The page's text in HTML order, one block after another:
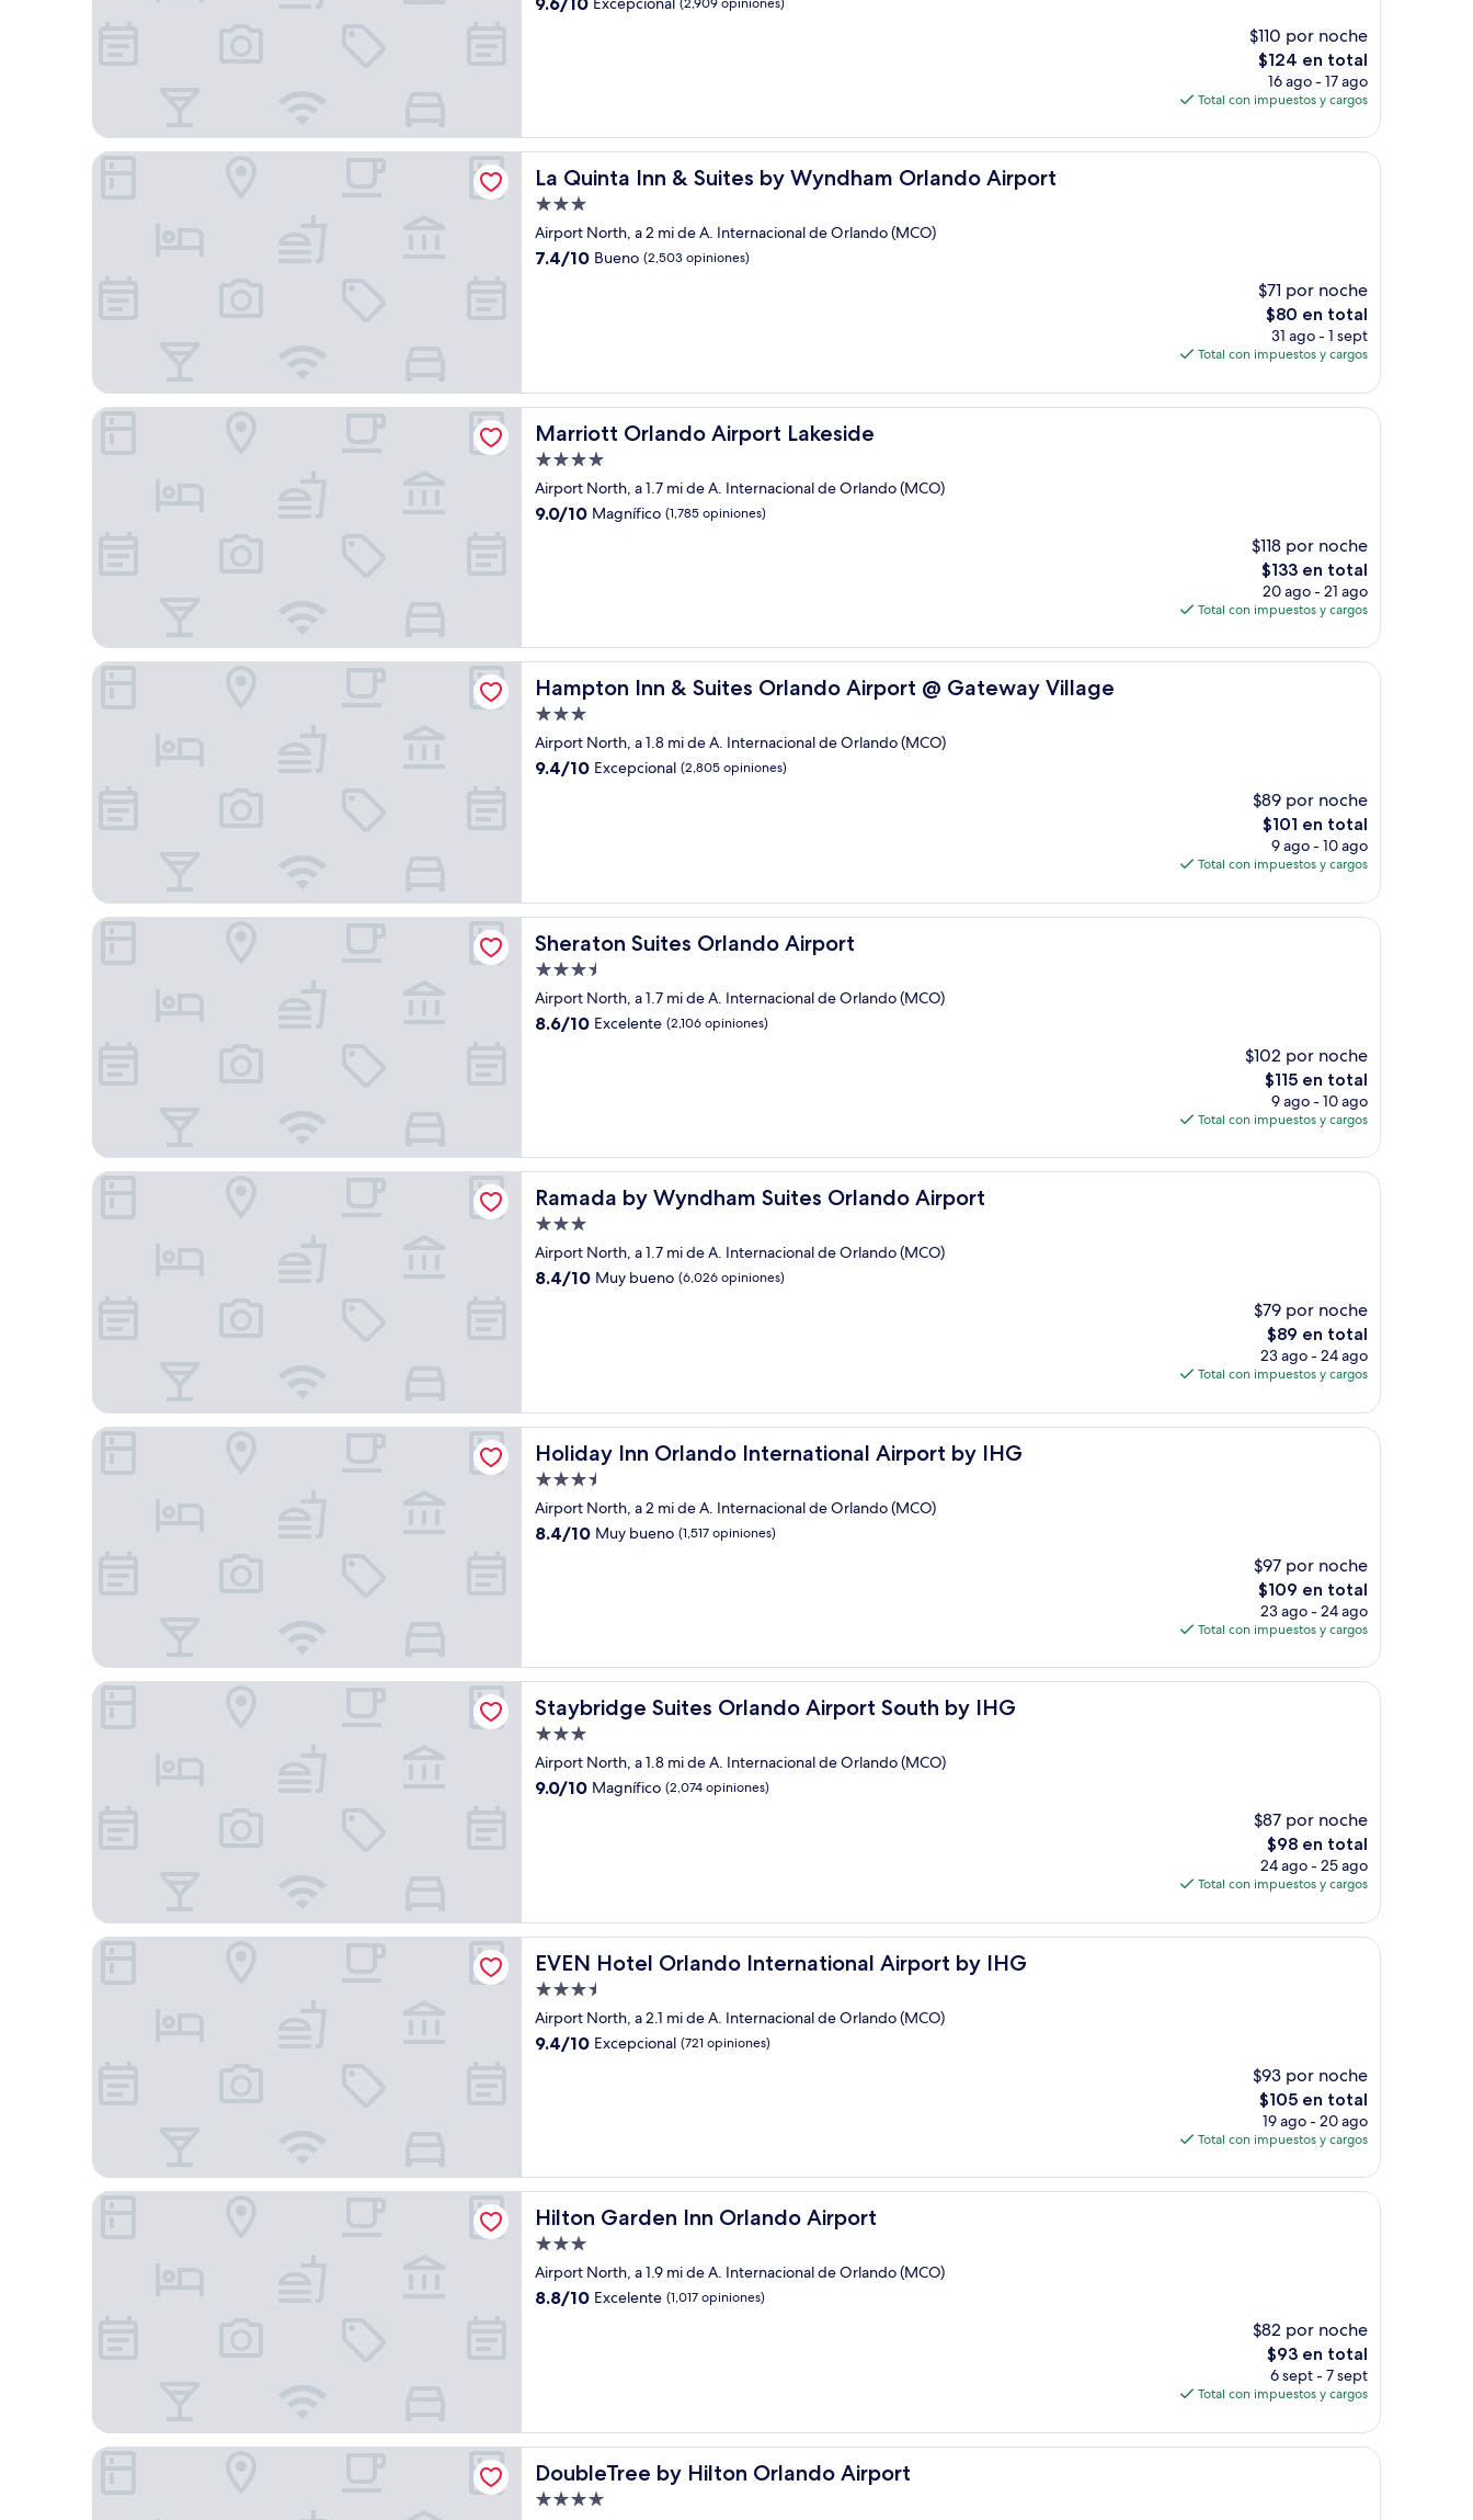
estrellas
$110 por noche
El
precio
actual
de
$124
$124 en total
16 ago - 17 ago
Total con impuestos y cargos
La Quinta Inn & Suites by Wyndham Orlando Airport
La Quinta Inn & Suites by Wyndham Orlando Airport
Propiedad
de
3.0
Airport North, a 2 mi de A. Internacional de Orlando (MCO)
7.4
7.4/10 Bueno (2,503 opiniones)
$71 por noche
El
precio
actual
de
$80
$80 en total
31 ago - 1 sept
Total con impuestos y cargos
La Quinta Inn & Suites by Wyndham Orlando Airport
Marriott Orlando Airport Lakeside
Marriott Orlando Airport Lakeside
Propiedad
de
4.0
estrellas
Airport North, a 1.7 mi de A. Internacional de Orlando (MCO)
9.0
9.0/10 Magnífico (1,785 opiniones)
$118 por noche
El
precio
actual
de
$133
$133 en total
20 ago - 21 ago
Total con impuestos y cargos
Marriott Orlando Airport Lakeside
Hampton Inn & Suites Orlando Airport @ Gateway Village
Hampton Inn & Suites Orlando Airport @ Gateway Village
Propiedad
de
3.0
Airport North, a 1.8 mi de A. Internacional de Orlando (MCO)
9.4
9.4/10 Excepcional (2,805 opiniones)
$89 por noche
El
precio
actual
de
$101
$101 en total
9 ago - 10 ago
Total con impuestos y cargos
Hampton Inn & Suites Orlando Airport @ Gateway Village
Sheraton Suites Orlando Airport
Sheraton Suites Orlando Airport
Propiedad
de
3.5
estrellas
Airport North, a 1.7 mi de A. Internacional de Orlando (MCO)
8.6
8.6/10 Excelente (2,106 opiniones)
$102 por noche
El
precio
actual
de
$115
$115 en total
9 ago - 10 ago
Total con impuestos y cargos
Sheraton Suites Orlando Airport
Ramada by Wyndham Suites Orlando Airport
Ramada by Wyndham Suites Orlando Airport
Propiedad
de
3.0
Airport North, a 1.7 mi de A. Internacional de Orlando (MCO)
8.4
8.4/10 Muy bueno (6,026 opiniones)
$79 por noche
El
precio
actual
de
$89
$89 en total
23 ago - 24 ago
Total con impuestos y cargos
Ramada by Wyndham Suites Orlando Airport
Holiday Inn Orlando International Airport by IHG
Holiday Inn Orlando International Airport by IHG
Propiedad
de
3.5
estrellas
Airport North, a 2 mi de A. Internacional de Orlando (MCO)
8.4
8.4/10 Muy bueno (1,517 opiniones)
$97 por noche
El
precio
actual
de
$109
$109 en total
23 ago - 24 ago
Total con impuestos y cargos
Holiday Inn Orlando International Airport by IHG
Staybridge Suites Orlando Airport South by IHG
Staybridge Suites Orlando Airport South by IHG
Propiedad
de
3.0
Airport North, a 1.8 mi de A. Internacional de Orlando (MCO)
9.0
9.0/10 Magnífico (2,074 opiniones)
$87 por noche
El
precio
actual
de
$98
$98 en total
24 ago - 25 ago
Total con impuestos y cargos
Staybridge Suites Orlando Airport South by IHG
EVEN Hotel Orlando International Airport by IHG
EVEN Hotel Orlando International Airport by IHG
Propiedad
de
3.5
estrellas
Airport North, a 2.1 mi de A. Internacional de Orlando (MCO)
9.4
9.4/10 Excepcional (721 opiniones)
$93 por noche
El
precio
actual
de
$105
$105 en total
19 ago - 20 ago
Total con impuestos y cargos
EVEN Hotel Orlando International Airport by IHG
Hilton Garden Inn Orlando Airport
Hilton Garden Inn Orlando Airport
Propiedad
de
3.0
Airport North, a 1.9 mi de A. Internacional de Orlando (MCO)
8.8
8.8/10 Excelente (1,017 opiniones)
$82 por noche
El
precio
actual
de
$93
$93 en total
6 sept - 7 sept
Total con impuestos y cargos
Hilton Garden Inn Orlando Airport
DoubleTree by Hilton Orlando Airport
DoubleTree by Hilton Orlando Airport
Propiedad
DoubleTree by Hilton Orlando Airport